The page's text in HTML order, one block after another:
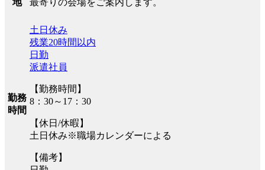
地
勤務
時間
土日休み
残業20時間以内
日勤
派遣社員
【勤務時間】
8：30～17：30
【休日/休暇】
土日休み※職場カレンダーによる
【備考】